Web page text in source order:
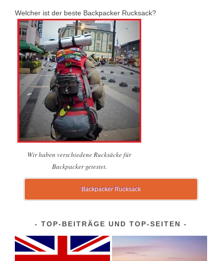
Welcher ist der beste Backpacker Rucksack?
Wir haben verschiedene Rucksäcke für
Backpacker getestet.
Backpacker Rucksack
TOP-BEITRÄGE UND TOP-SEITEN